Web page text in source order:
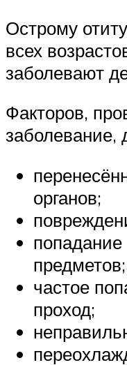
Острому
всех
заболевают
Факторов,
заболевание,
органов;
попадание
предметов;
частое
проход;